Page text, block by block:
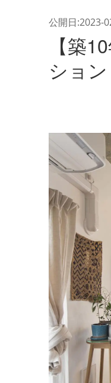
公開日:2023-
【築
ショ